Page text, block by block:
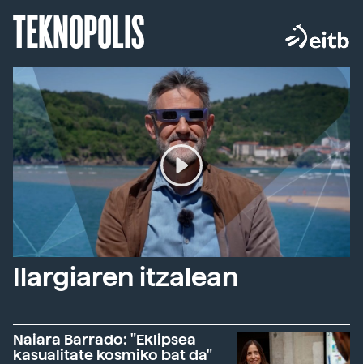
TEKNOPOLIS
Ilargiaren itzalean
Naiara Barrado: "Eklipsea
kasualitate kosmiko bat da"